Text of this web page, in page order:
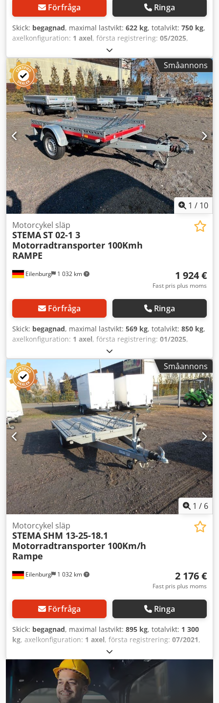
Förfråga Ringa
Skick: begagnad, maximal lastvikt: 622 kg, totalvikt: 750 kg,
axelkonfiguration: 1 axel, första registrering: 05/2025,
1 975 mm
1 444 mm, total bredd:1 550 mm, total höjd:600 mm, A28
GW26GA00654 Tillverkare: STEMA, Modell: MT 750 BS3,
godkänd för 100 km/h...och mycket mer. Dwodpfxjyn Ugye
Ah Rja Lastningshöjd: 580 mm Med förbehåll för ändringar
och mellanliggande försäljning.
Småannons
1 / 10
Eilenburg 1 032 km
Motorcykel släp
STEMAST 02-1 3
Motorradtransporter 100Kmh
RAMPE
1 924 €
Fast pris plus moms
Förfråga Ringa
Skick: begagnad, maximal lastvikt: 569 kg, totalvikt: 850 kg,
axelkonfiguration: 1 axel, första registrering: 01/2025,
2 016 mm
1 275 mm, total bredd:1 770 mm, total höjd:3 024 mm,
A8 GW26 00158 kg, lågvagn, påskjutsbromsad, 100 km/h,
för 3 motorcyklar, med sidoreling, ramp...med mera. 580
mm lastningshöjd Dodpfx Aheym Ifyj Rjwa Med reservation
för fel och mellan försäljning
Småannons
1 / 6
Eilenburg 1 032 km
Motorcykel släp
STEMASHM 13-25-18.1
Motorradtransporter 100Km/h
Rampe
2 176 €
Fast pris plus moms
Förfråga Ringa
Skick: begagnad, maximal lastvikt: 895 kg, totalvikt: 1 300
kg, axelkonfiguration: 1 axel, första registrering: 07/2021,
1 975 mm
1 275 mm, total bredd:1 960 mm, total höjd:590 mm, A29
GW26G000232 Motorcykeltrailer för 3 motorcyklar,
tillverkare STEMA, modell SHM 13-25-18.1, * 100 km/h-
version med stötdämpare installerade * integrerad